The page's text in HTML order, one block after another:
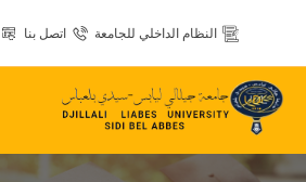
النظام الداخلي للجامعة اتصل بنا